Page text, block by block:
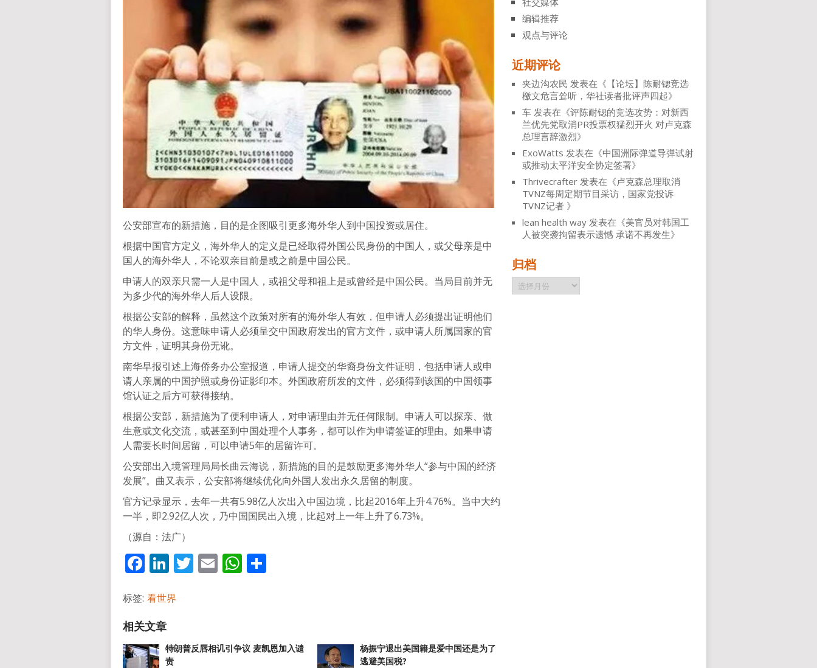
公安部宣布的新措施，目的是企图吸引更多海外华人到中国投资或居住。
根据中国官方定义，海外华人的定义是已经取得外国公民身份的中国人，或父母亲是中
国人的海外华人，不论双亲目前是或之前是中国公民。
申请人的双亲只需一人是中国人，或祖父母和祖上是或曾经是中国公民。当局目前并无
为多少代的海外华人后人设限。
根据公安部的解释，虽然这个政策对所有的海外华人有效，但申请人必须提出证明他们
的华人身份。这意味申请人必须呈交中国政府发出的官方文件，或申请人所属国家的官
方文件，证明其身份无讹。
南华早报引述上海侨务办公室报道，申请人提交的华裔身份文件证明，包括申请人或申
请人亲属的中国护照或身份证影印本。外国政府所发的文件，必须得到该国的中国领事
馆认证之后方可获得接纳。
根据公安部，新措施为了便利申请人，对申请理由并无任何限制。申请人可以探亲、做
生意或文化交流，或甚至到中国处理个人事务，都可以作为申请签证的理由。如果申请
人需要长时间居留，可以申请5年的居留许可。
公安部出入境管理局局长曲云海说，新措施的目的是鼓励更多海外华人“参与中国的经济
发展”。曲又表示，公安部将继续优化向外国人发出永久居留的制度。
官方记录显示，去年一共有5.98亿人次出入中国边境，比起2016年上升4.76%。当中大约
一半，即2.92亿人次，乃中国国民出入境，比起对上一年上升了6.73%。
（源自：法广）
Facebook
LinkedIn
Twitter
EmailWhatsApp
标签: 看世界
特朗普反唇相讥引争议 麦凯恩加入谴
责
杨振宁退出美国籍是爱中国还是为了
逃避美国税?
编辑推荐
观点与评论
近期评论
夹边沟农民 发表在《 【论坛】陈耐锶竞选
檄文危言耸听，华社读者批评声四起》
车 发表在《评陈耐锶的竞选攻势：对新西
兰优先党取消PR投票权猛烈开火 对卢克森
总理言辞激烈》
ExoWatts 发表在《中国洲际弹道导弹试射
或推动太平洋安全协定签署》
Thrivecrafter 发表在《卢克森总理取消
TVNZ每周定期节目采访，国家党投诉
TVNZ记者 》
lean health way 发表在《美官员对韩国工
人被突袭拘留表示遗憾 承诺不再发生》
归档
归
档